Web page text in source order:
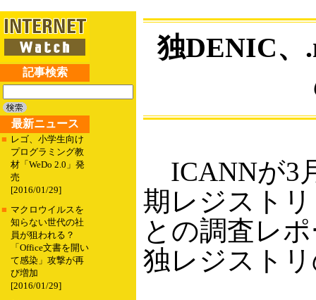
記事検索
最新ニュース
■ レゴ、小学生向け
プログラミング教
材「WeDo 2.0」発
売
[2016/01/29]
■ マクロウイルスを
知らない世代の社
員が狙われる？
「Office文書を開い
て感染」攻撃が再
び増加
[2016/01/29]
独DENIC、
ICANNが3
期レジスト
との調査レ
独レジスト